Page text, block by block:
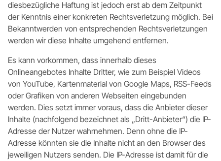
diesbezügliche Haftung ist jedoch erst ab dem Zeitpunkt
der Kenntnis einer konkreten Rechtsverletzung möglich. Bei
Bekanntwerden von entsprechenden Rechtsverletzungen
werden wir diese Inhalte umgehend entfernen.
Es kann vorkommen, dass innerhalb dieses
Onlineangebotes Inhalte Dritter, wie zum Beispiel Videos
von YouTube, Kartenmaterial von Google Maps, RSS-Feeds
oder Grafiken von anderen Webseiten eingebunden
werden. Dies setzt immer voraus, dass die Anbieter dieser
Inhalte (nachfolgend bezeichnet als „Dritt-Anbieter“) die IP-
Adresse der Nutzer wahrnehmen. Denn ohne die IP-
Adresse könnten sie die Inhalte nicht an den Browser des
jeweiligen Nutzers senden. Die IP-Adresse ist damit für die